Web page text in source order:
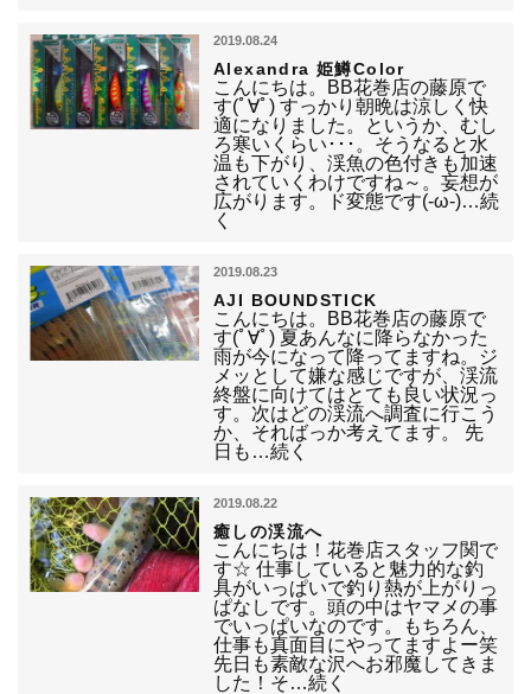
2019.08.24
Alexandra 姫鱒Color
こんにちは。BB花巻店の藤原で
す(ﾟ∀ﾟ) すっかり朝晩は涼しく快
適になりました。というか、むし
ろ寒いくらい･･･。そうなると水
温も下がり、渓魚の色付きも加速
されていくわけですね～。妄想が
広がります。ド変態です(-ω-)…続
く
2019.08.23
AJI BOUNDSTICK
こんにちは。BB花巻店の藤原で
す(ﾟ∀ﾟ) 夏あんなに降らなかった
雨が今になって降ってますね。ジ
メッとして嫌な感じですが、渓流
終盤に向けてはとても良い状況っ
す。次はどの渓流へ調査に行こう
か、そればっか考えてます。 先
日も…続く
2019.08.22
癒しの渓流へ
こんにちは！花巻店スタッフ関で
す☆ 仕事していると魅力的な釣
具がいっぱいで釣り熱が上がりっ
ぱなしです。頭の中はヤマメの事
でいっぱいなのです。もちろん、
仕事も真面目にやってますよー笑
先日も素敵な沢へお邪魔してきま
した！そ…続く